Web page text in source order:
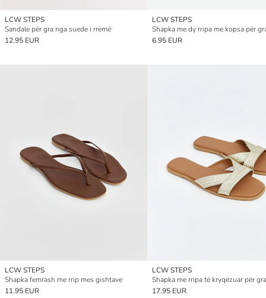
LCW STEPS
Sandale për gra nga suede i rremë
12.95 EUR
LCW STEPS
Shapka me dy rripa me kopsa për
6.95 EUR
LCW STEPS
Shapka femrash me rrip mes gishtave
11.95 EUR
LCW STEPS
Shapka me rripa të kryqëzuar për gra
17.95 EUR